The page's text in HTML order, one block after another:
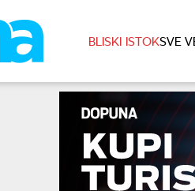
BLISKI ISTOKSVE